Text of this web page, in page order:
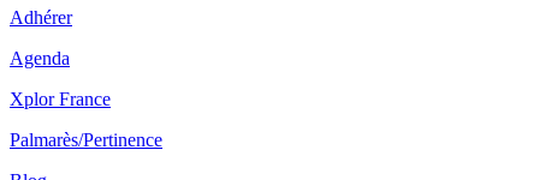
Adhérer
Agenda
Xplor France
Palmarès/Pertinence